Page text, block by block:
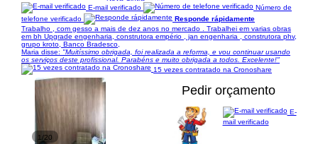
E-mail verificado
Número de
telefone verificado
Responde rápidamente
Trabalho , com gesso a mais de dez anos no mercado . Trabalhei em varias obras
em bh Upgrade engenharia, construtora empério , jan engenharia , construtora phv,
grupo kroto, Banco Bradesco,
Maria disse: "Muitíssimo obrigada, foi realizada a reforma, e vou continuar usando
os serviços deste profissional. Parabéns e muito obrigada a todos. Excelente!"
15 vezes contratado na Cronoshare
1/20
Pedir orçamento
E-
mail verificado